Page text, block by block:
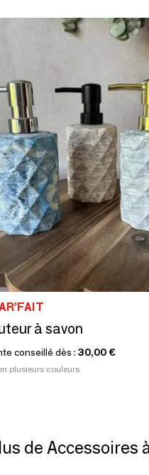
à savon
conseillé dès : 30,00 €
plusieurs couleurs
de Accessoires